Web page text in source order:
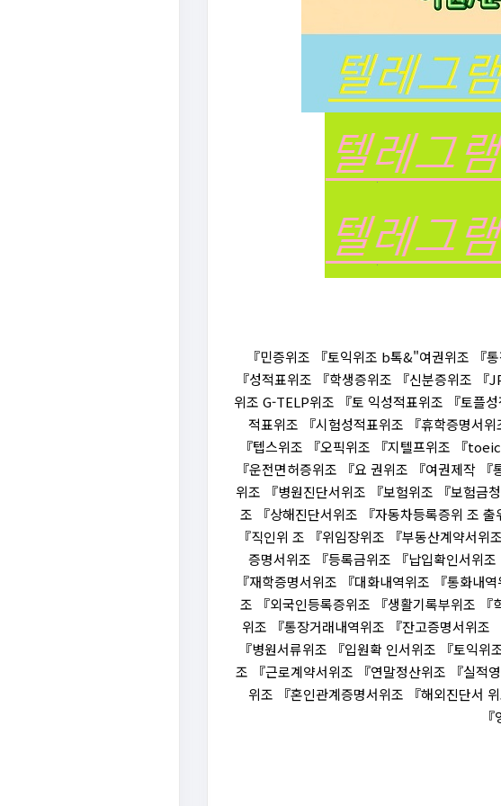
『민증위조 『토익위조 b톡&"여권위조 『
『성적표위조 『학생증위조 『신분증위조
위조 G-TELP위조 『토 익성적표위조 『토플
적표위조 『시험성적표위조 『휴학증명서
『텝스위조 『오픽위조 『지텔프위조 『
『운전면허증위조 『요 권위조 『여권제작
위조 『병원진단서위조 『보험위조 『보험금
조 『상해진단서위조 『자동차등록증위 조
『직인위 조 『위임장위조 『부동산계약서
증명서위조 『등록금위조 『납입확인서위
『재학증명서위조 『대화내역위조 『통화내
조 『외국인등록증위조 『생활기록부위조
위조 『통장거래내역위조 『잔고증명서위조
『병원서류위조 『입원확 인서위조 『토익
조 『근로계약서위조 『연말정산위조 『실적
위조 『혼인관계증명서위조 『해외진단서